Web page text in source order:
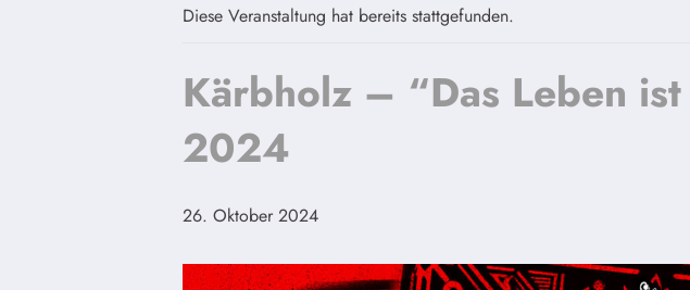
Diese Veranstaltung hat bereits stattgefunden.
Kärbholz – “Das Leben
2024
26. Oktober 2024